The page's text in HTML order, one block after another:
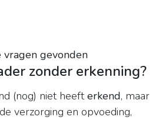
gevonden
zonder erkenning?
(nog) niet heefterkend, maar
verzorging en opvoeding,